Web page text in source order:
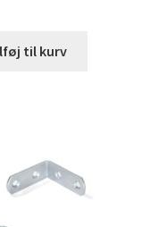
til kurv